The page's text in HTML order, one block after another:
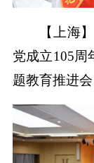
【上海
党成立105周
题教育推进会